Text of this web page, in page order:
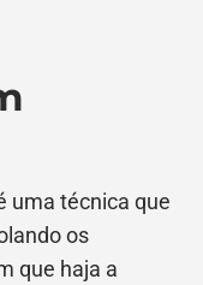
uma técnica que
os
que haja a